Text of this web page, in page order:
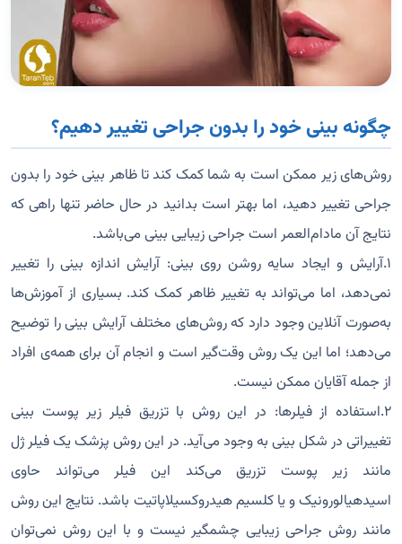
چگونه بینی خود را بدون جراحی تغییر دهیم؟
روش‌های زیر ممکن است به شما کمک کند تا ظاهر بینی خود را بدون
جراحی تغییر دهید، اما بهتر است بدانید در حال حاضر تنها راهی که
نتایج آن مادام‌العمر است جراحی زیبایی بینی می‌باشد.
۱.آرایش و ایجاد سایه روشن روی بینی: آرایش اندازه بینی را تغییر
نمی‌دهد، اما می‌تواند به تغییر ظاهر کمک کند. بسیاری از آموزش‌ها
به‌صورت آنلاین وجود دارد که روش‌های مختلف آرایش بینی را توضیح
می‌دهد؛ اما این یک روش وقت‌گیر است و انجام آن برای همه‌ی افراد
از جمله آقایان ممکن نیست.
۲.استفاده از فیلرها: در این روش با تزریق فیلر زیر پوست بینی
تغییراتی در شکل بینی به وجود می‌آید. در این روش پزشک یک فیلر ژل
مانند زیر پوست تزریق می‌کند این فیلر می‌تواند حاوی
اسیدهیالورونیک و یا کلسیم هیدروکسیلاپاتیت باشد. نتایج این روش
مانند روش جراحی زیبایی چشمگیر نیست و با این روش نمی‌توان